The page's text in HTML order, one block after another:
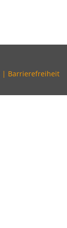
| Barrierefreiheit